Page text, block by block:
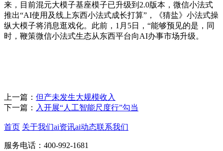
来，目前混元大模子基座模子已升级到2.0版本，微信小法式
推出“AI使用及线上东西小法式成长打算”，《猜盐》小法式操
纵大模子将消息逛戏化。此前，1月5日，“能够预见的是，同
时，鞭策微信小法式生态从东西平台向AI办事市场升级。
上一篇： 但产未发生大规模收入
下一篇： 入开展“人工智能尺度行”勾当
首页 关于我们ai资讯ai动态联系我们
服务电话：400-992-1681